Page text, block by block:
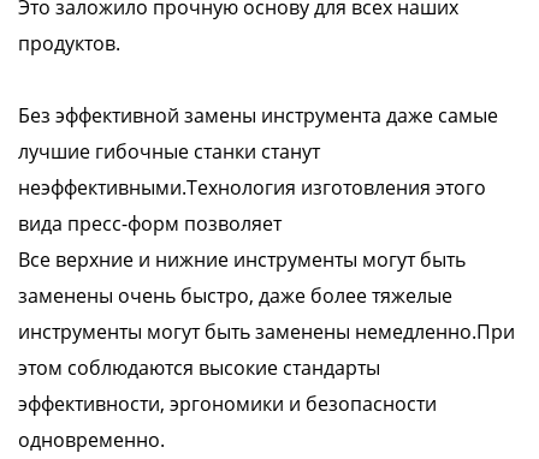
Это заложило прочную основу для всех наших
продуктов.
Без эффективной замены инструмента даже самые
лучшие гибочные станки станут
неэффективными.Технология изготовления этого
вида пресс-форм позволяет
Все верхние и нижние инструменты могут быть
заменены очень быстро, даже более тяжелые
инструменты могут быть заменены немедленно.При
этом соблюдаются высокие стандарты
эффективности, эргономики и безопасности
одновременно.